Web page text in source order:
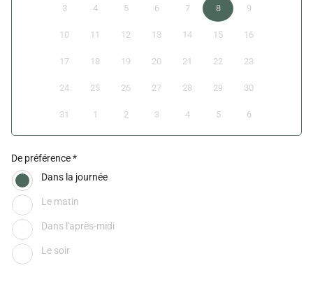
3 4 5 6 7 8 9
10 11 12 13 14 15 16
17 18 19 20 21 22 23
24 25 26 27 28 29 30
31 1 2 3 4 5 6
De préférence
Dans la journée
Le matin
Dans l'après-midi
Le soir